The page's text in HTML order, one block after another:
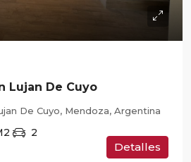
Lujan De Cuyo
De Cuyo, Mendoza, Argentina
2
Detalles